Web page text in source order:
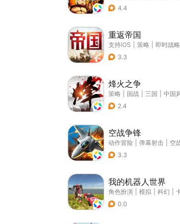
4.4
重返帝国
支持iOS 策略 即时战略
3.3
烽火之争
策略 国战 三国
中国
2.4
空战争锋
动作冒险 弹幕射击 空
3.3
我的机器人世界
角色扮演 模拟 科幻
0.0